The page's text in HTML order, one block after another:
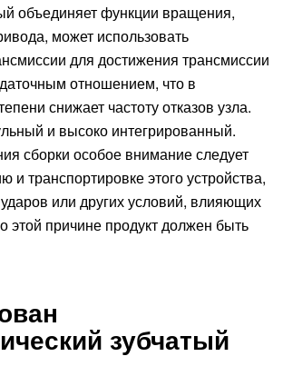
объединяет функции вращения,
может использовать
для достижения трансмиссии
отношением, что в
снижает частоту отказов узла.
и высоко интегрированный.
сборки особое внимание следует
и транспортировке этого устройства,
или других условий, влияющих
этой причине продукт должен быть
зубчатый